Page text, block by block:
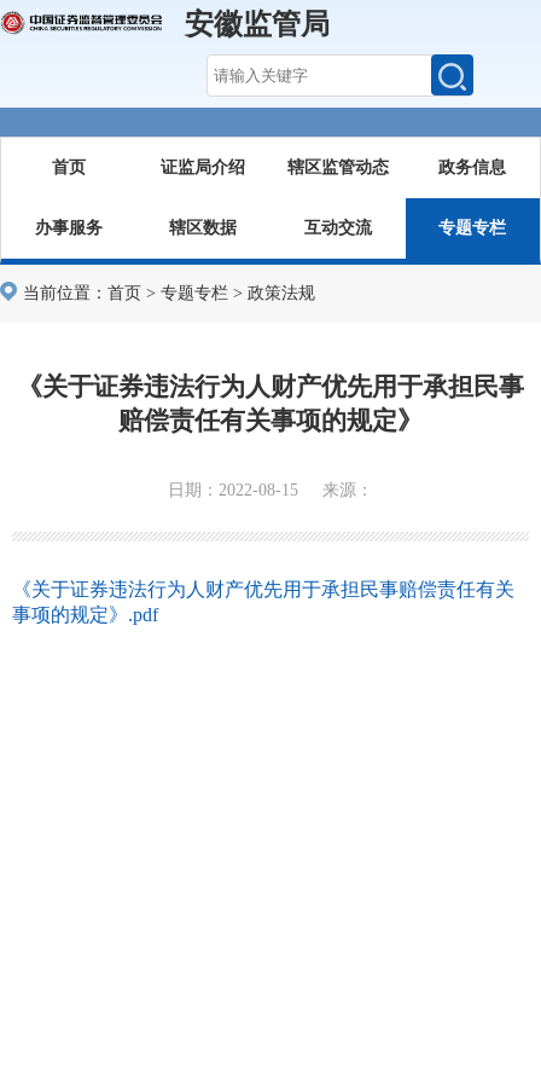
安徽监管局
首页 证监局介绍 辖区监管动态 政务信息
办事服务 辖区数据 互动交流 专题专栏
当前位置： 首页 > 专题专栏 > 政策法规
《关于证券违法行为人财产优先用于承担民事
赔偿责任有关事项的规定》
日期：2022-08-15 来源：
《关于证券违法行为人财产优先用于承担民事赔偿责任有关
事项的规定》.pdf